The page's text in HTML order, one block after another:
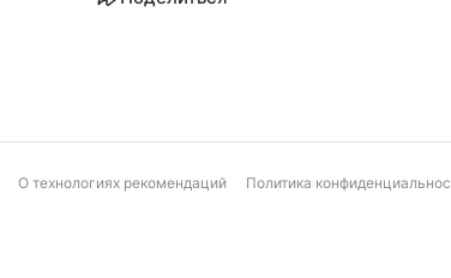
О технологиях рекомендаций Политика